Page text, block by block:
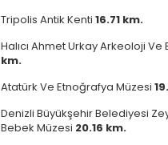
Tümünü Reddet Tümünü
Tripolis Antik Kenti 16.71 km.
Halıcı Ahmet Urkay Arkeoloji
km.
Atatürk Ve Etnoğrafya Müzesi
Denizli Büyükşehir Belediyesi
Bebek Müzesi 20.16 km.